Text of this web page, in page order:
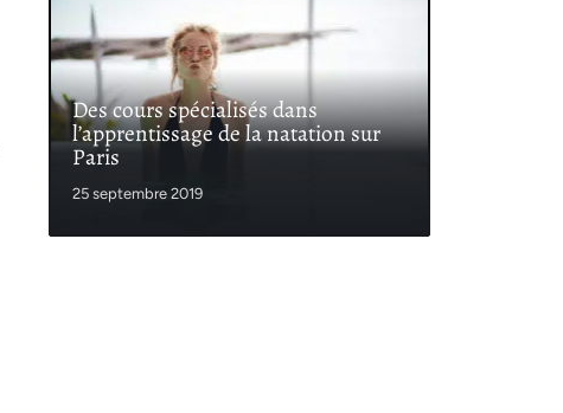
Des cours spécialisés dans
l’apprentissage de la natation sur
Paris
25 septembre 2019